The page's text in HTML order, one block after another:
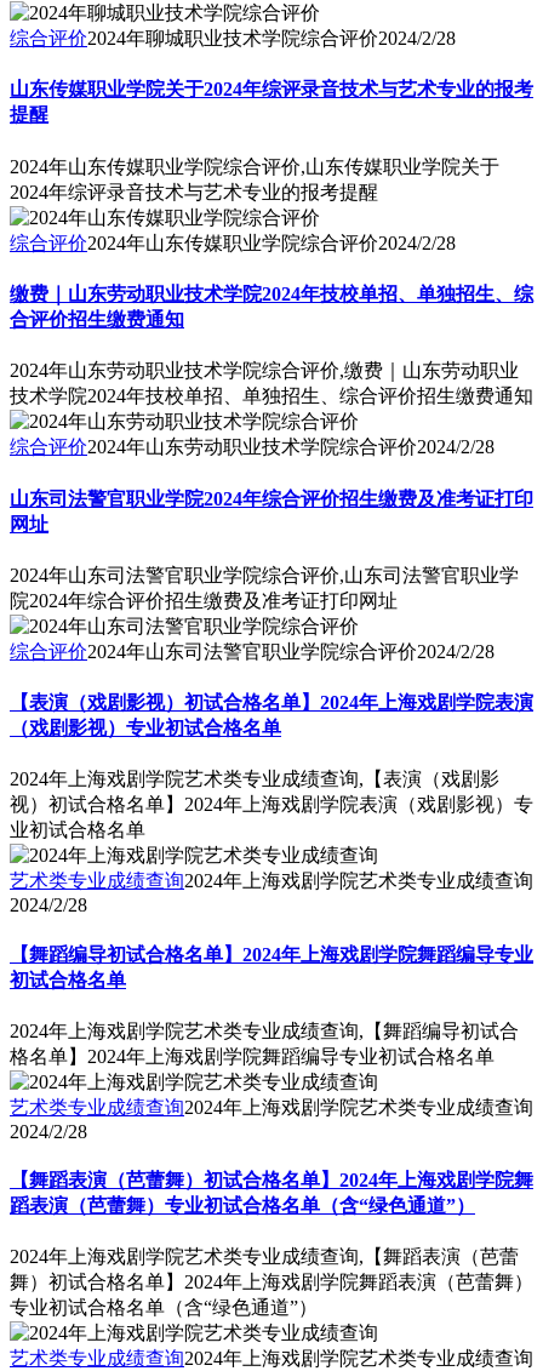
综合评价2024年聊城职业技术学院综合评价2024/2/28
山东传媒职业学院关于2024年综评录音技术与艺术专业的报考
提醒
2024年山东传媒职业学院综合评价,山东传媒职业学院关于
2024年综评录音技术与艺术专业的报考提醒
综合评价2024年山东传媒职业学院综合评价2024/2/28
缴费｜山东劳动职业技术学院2024年技校单招、单独招生、综
合评价招生缴费通知
2024年山东劳动职业技术学院综合评价,缴费｜山东劳动职业
技术学院2024年技校单招、单独招生、综合评价招生缴费通知
综合评价2024年山东劳动职业技术学院综合评价2024/2/28
山东司法警官职业学院2024年综合评价招生缴费及准考证打印
网址
2024年山东司法警官职业学院综合评价,山东司法警官职业学
院2024年综合评价招生缴费及准考证打印网址
综合评价2024年山东司法警官职业学院综合评价2024/2/28
【表演（戏剧影视）初试合格名单】2024年上海戏剧学院表演
（戏剧影视）专业初试合格名单
2024年上海戏剧学院艺术类专业成绩查询,【表演（戏剧影
视）初试合格名单】2024年上海戏剧学院表演（戏剧影视）专
业初试合格名单
艺术类专业成绩查询2024年上海戏剧学院艺术类专业成绩查询
2024/2/28
【舞蹈编导初试合格名单】2024年上海戏剧学院舞蹈编导专业
初试合格名单
2024年上海戏剧学院艺术类专业成绩查询,【舞蹈编导初试合
格名单】2024年上海戏剧学院舞蹈编导专业初试合格名单
艺术类专业成绩查询2024年上海戏剧学院艺术类专业成绩查询
2024/2/28
【舞蹈表演（芭蕾舞）初试合格名单】2024年上海戏剧学院舞
蹈表演（芭蕾舞）专业初试合格名单（含“绿色通道”）
2024年上海戏剧学院艺术类专业成绩查询,【舞蹈表演（芭蕾
舞）初试合格名单】2024年上海戏剧学院舞蹈表演（芭蕾舞）
专业初试合格名单（含“绿色通道”）
艺术类专业成绩查询2024年上海戏剧学院艺术类专业成绩查询